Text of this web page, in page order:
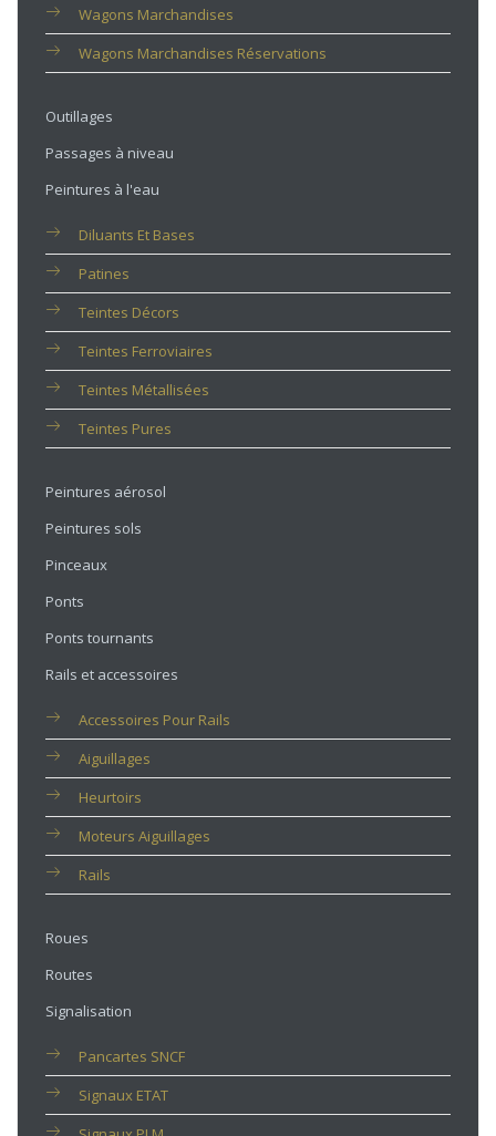
Wagons Marchandises
Wagons Marchandises Réservations
Outillages
Passages à niveau
Peintures à l'eau
Diluants Et Bases
Patines
Teintes Décors
Teintes Ferroviaires
Teintes Métallisées
Teintes Pures
Peintures aérosol
Peintures sols
Pinceaux
Ponts
Ponts tournants
Rails et accessoires
Accessoires Pour Rails
Aiguillages
Heurtoirs
Moteurs Aiguillages
Rails
Roues
Routes
Signalisation
Pancartes SNCF
Signaux ETAT